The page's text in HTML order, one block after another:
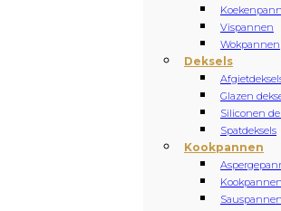
Vispannen
Wokpannen
Deksels
Glazen
Siliconen
Spatdeksels
Kookpannen
Kookpannen
Sauspannen